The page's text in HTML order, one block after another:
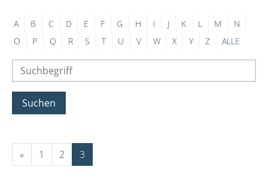
A B C D E F G H I J K L M
N
O
P Q R S T U V W X Y Z ALLE
Suchen
« 1 2 3